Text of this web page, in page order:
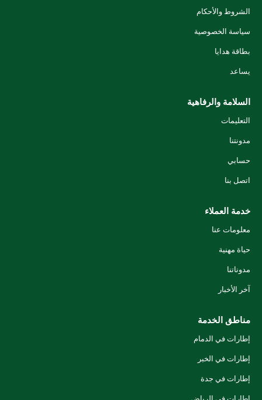
الشروط والأحكام
سياسة الخصوصية
بطاقة هدايا
يساعد
السلامة والرفاهية
التعليمات
مدونتنا
حسابي
اتصل بنا
خدمة العملاء
معلومات عنا
حياة مهنية
مدوناتنا
آخر الأخبار
مناطق الخدمة
إطارات في الدمام
إطارات في الخبر
إطارات في جدة